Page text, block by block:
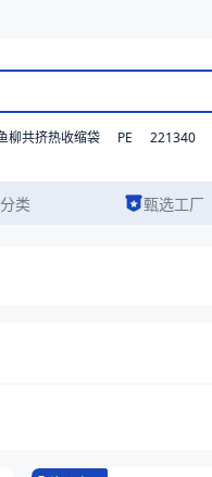
柳共挤热收缩袋 PE 221340
类 甄选工厂